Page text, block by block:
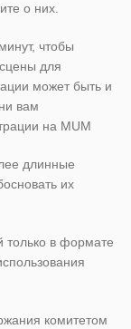
о них.
чтобы
для
может быть и
вам
на MUM
длинные
их
только в формате
комитетом